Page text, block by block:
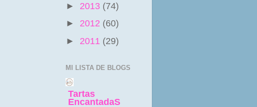
► 2013 (74)
► 2012 (60)
► 2011 (29)
MI LISTA DE BLOGS
Tartas
EncantadaS